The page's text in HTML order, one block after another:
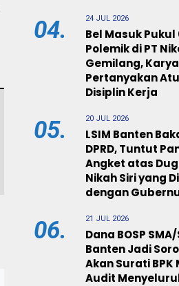
04. 24 JUL 2026
Bel Masuk Pukul
Polemik di PT
Gemilang,
Pertanyakan
Disiplin Kerja
05. 20 JUL 2026
LSIM Banten
DPRD, Tuntut
Angket atas
Nikah Siri yang
dengan
06. 21 JUL 2026
Dana BOSP
Banten Jadi
Akan Surati BPK
Audit